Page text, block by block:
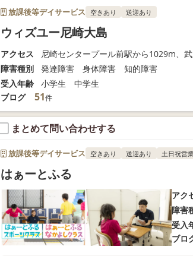
放課後等デイサービス 空きあり 送迎あり
ウィズユー尼崎大島
アクセス
尼崎センタープール前駅から1029m、
障害種別
発達障害 身体障害 知的障害
受入年齢
小学生 中学生
ブログ
51件
まとめて問い合わせする
放課後等デイサービス 空きあり 送迎あり 土日祝営
はぁーとふる
アク
障害
受入
ブロ